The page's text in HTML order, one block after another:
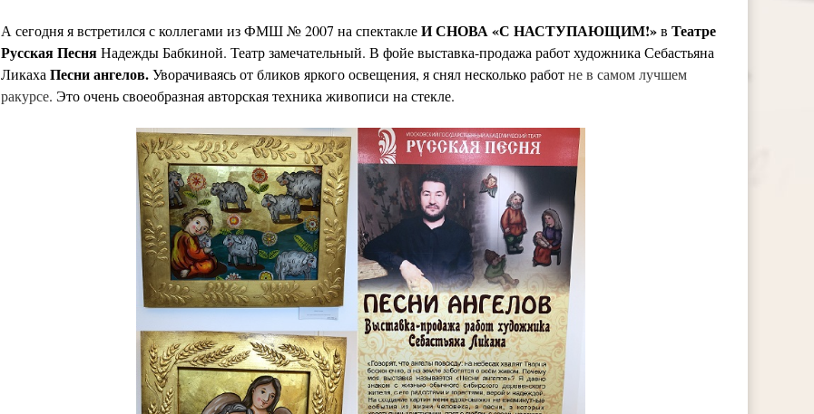
А сегодня я встретился с коллегами из ФМШ № 2007 на спектаклеИ СНОВА «С НАСТУПАЮЩИМ!»вТеатре
Русская ПесняНадежды Бабкиной. Театр замечательный. В фойе выставка-продажа работ художника Себастьяна
ЛикахаПесни ангелов.Уворачиваясь от бликов яркого освещения, я снял несколько работне в самом лучшем
ракурсе. Это очень своеобразная авторская техника живописи на стекле.